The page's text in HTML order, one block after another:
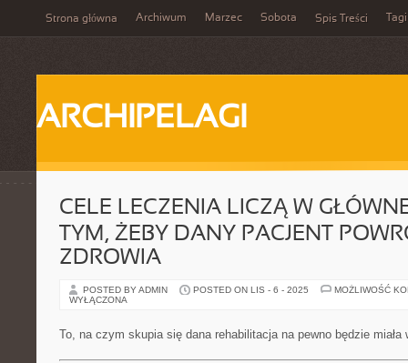
Strona główna Archiwum Marzec Sobota Spis Treści Tagi
ARCHIPELAGI
CELE LECZENIA LICZĄ W
TYM, ŻEBY DANY PACJENT
ZDROWIA
POSTED BY ADMIN POSTED ON LIS - 6 - 2025
MOŻLIWOŚĆ
WYŁĄCZONA
To, na czym skupia się dana rehabilitacja na pewno będzie miała